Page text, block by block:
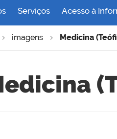
Serviços Acesso à
imagens Medicina